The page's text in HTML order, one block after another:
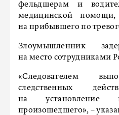
фельдшерам и
медицинской
на прибывшего по
Злоумышленник
на место сотрудниками
«Следователем
следственных
на установление
произошедшего», –